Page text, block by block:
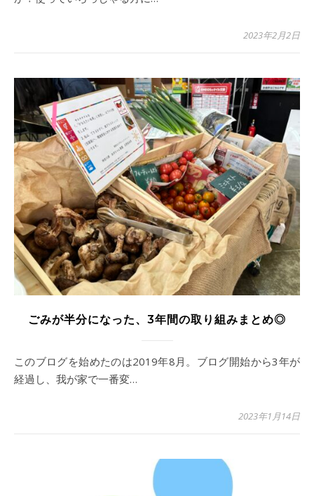
2023年2月2日
ごみが半分になった、3年間の取り組みまとめ◎
このブログを始めたのは2019年8月。ブログ開始から3年が
経過し、我が家で一番変…
2023年1月14日